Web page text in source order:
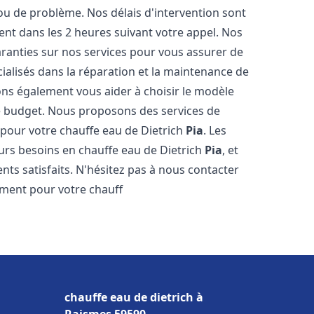
de problème. Nos délais d'intervention sont
dans les 2 heures suivant votre appel. Nos
sur nos services pour vous assurer de
dans la réparation et la maintenance de
également vous aider à choisir le modèle
Nous proposons des services de
votre chauffe eau de Dietrich Pia. Les
besoins en chauffe eau de Dietrich Pia, et
satisfaits. N'hésitez pas à nous contacter
pour votre chauff
chauffe eau de dietrich à